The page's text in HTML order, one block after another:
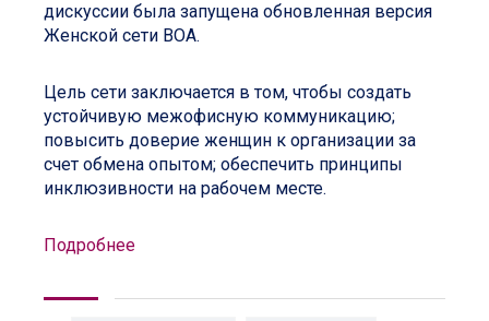
дискуссии была запущена обновленная версия
Женской cети ВОА.
Цель сети заключается в том, чтобы создать
устойчивую межофисную коммуникацию;
повысить доверие женщин к организации за
счет обмена опытом; обеспечить принципы
инклюзивности на рабочем месте.
Подробнее